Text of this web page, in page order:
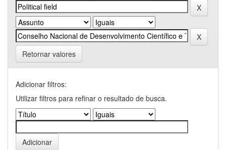
Retornar valores
Adicionar filtros:
Utilizar filtros para refinar o resultado de busca.